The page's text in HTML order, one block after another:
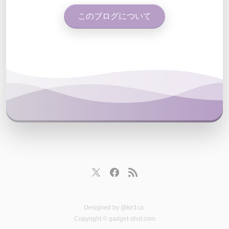
このブログについて
Designed by @kir1ca.
Copyright © gadget-shot.com